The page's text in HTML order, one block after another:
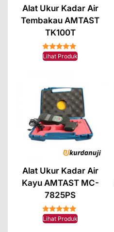
Alat Ukur Kadar Air
Tembakau AMTAST
TK100T
★★★★★
Lihat Produk
Alat Ukur Kadar Air
Kayu AMTAST MC-
7825PS
★★★★★
Lihat Produk